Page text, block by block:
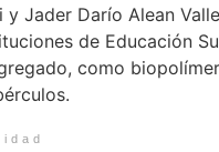
Jader Darío Alean
de Educación
como